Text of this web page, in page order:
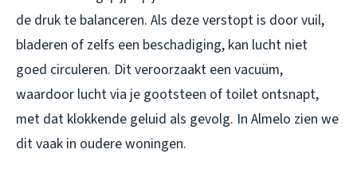
de druk te balanceren. Als deze verstopt is door vuil,
bladeren of zelfs een beschadiging, kan lucht niet
goed circuleren. Dit veroorzaakt een vacuüm,
waardoor lucht via je gootsteen of toilet ontsnapt,
met dat klokkende geluid als gevolg. In Almelo zien we
dit vaak in oudere woningen.